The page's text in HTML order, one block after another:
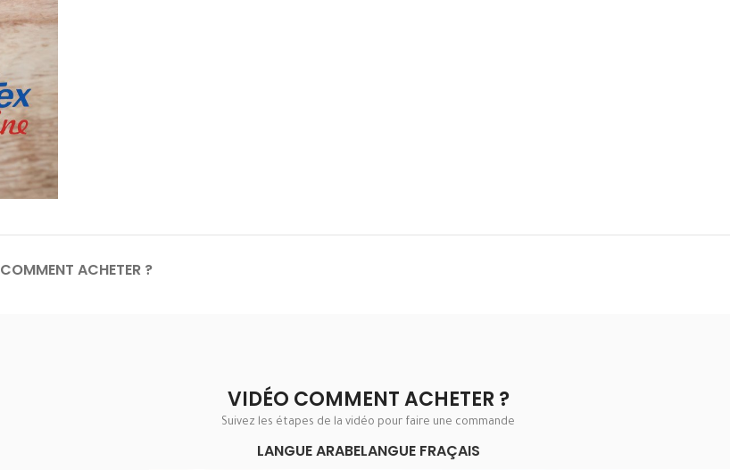
COMMENT ACHETER ?
VIDÉO COMMENT ACHETER ?
Suivez les étapes de la vidéo pour faire une commande
LANGUE ARABELANGUE FRAÇAIS